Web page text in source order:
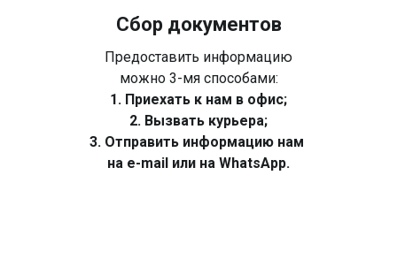
Сбор документов
Предоставить информацию
можно 3-мя способами:
1. Приехать к нам в офис;
2. Вызвать курьера;
3. Отправить информацию нам
на e-mail или на WhatsApp.